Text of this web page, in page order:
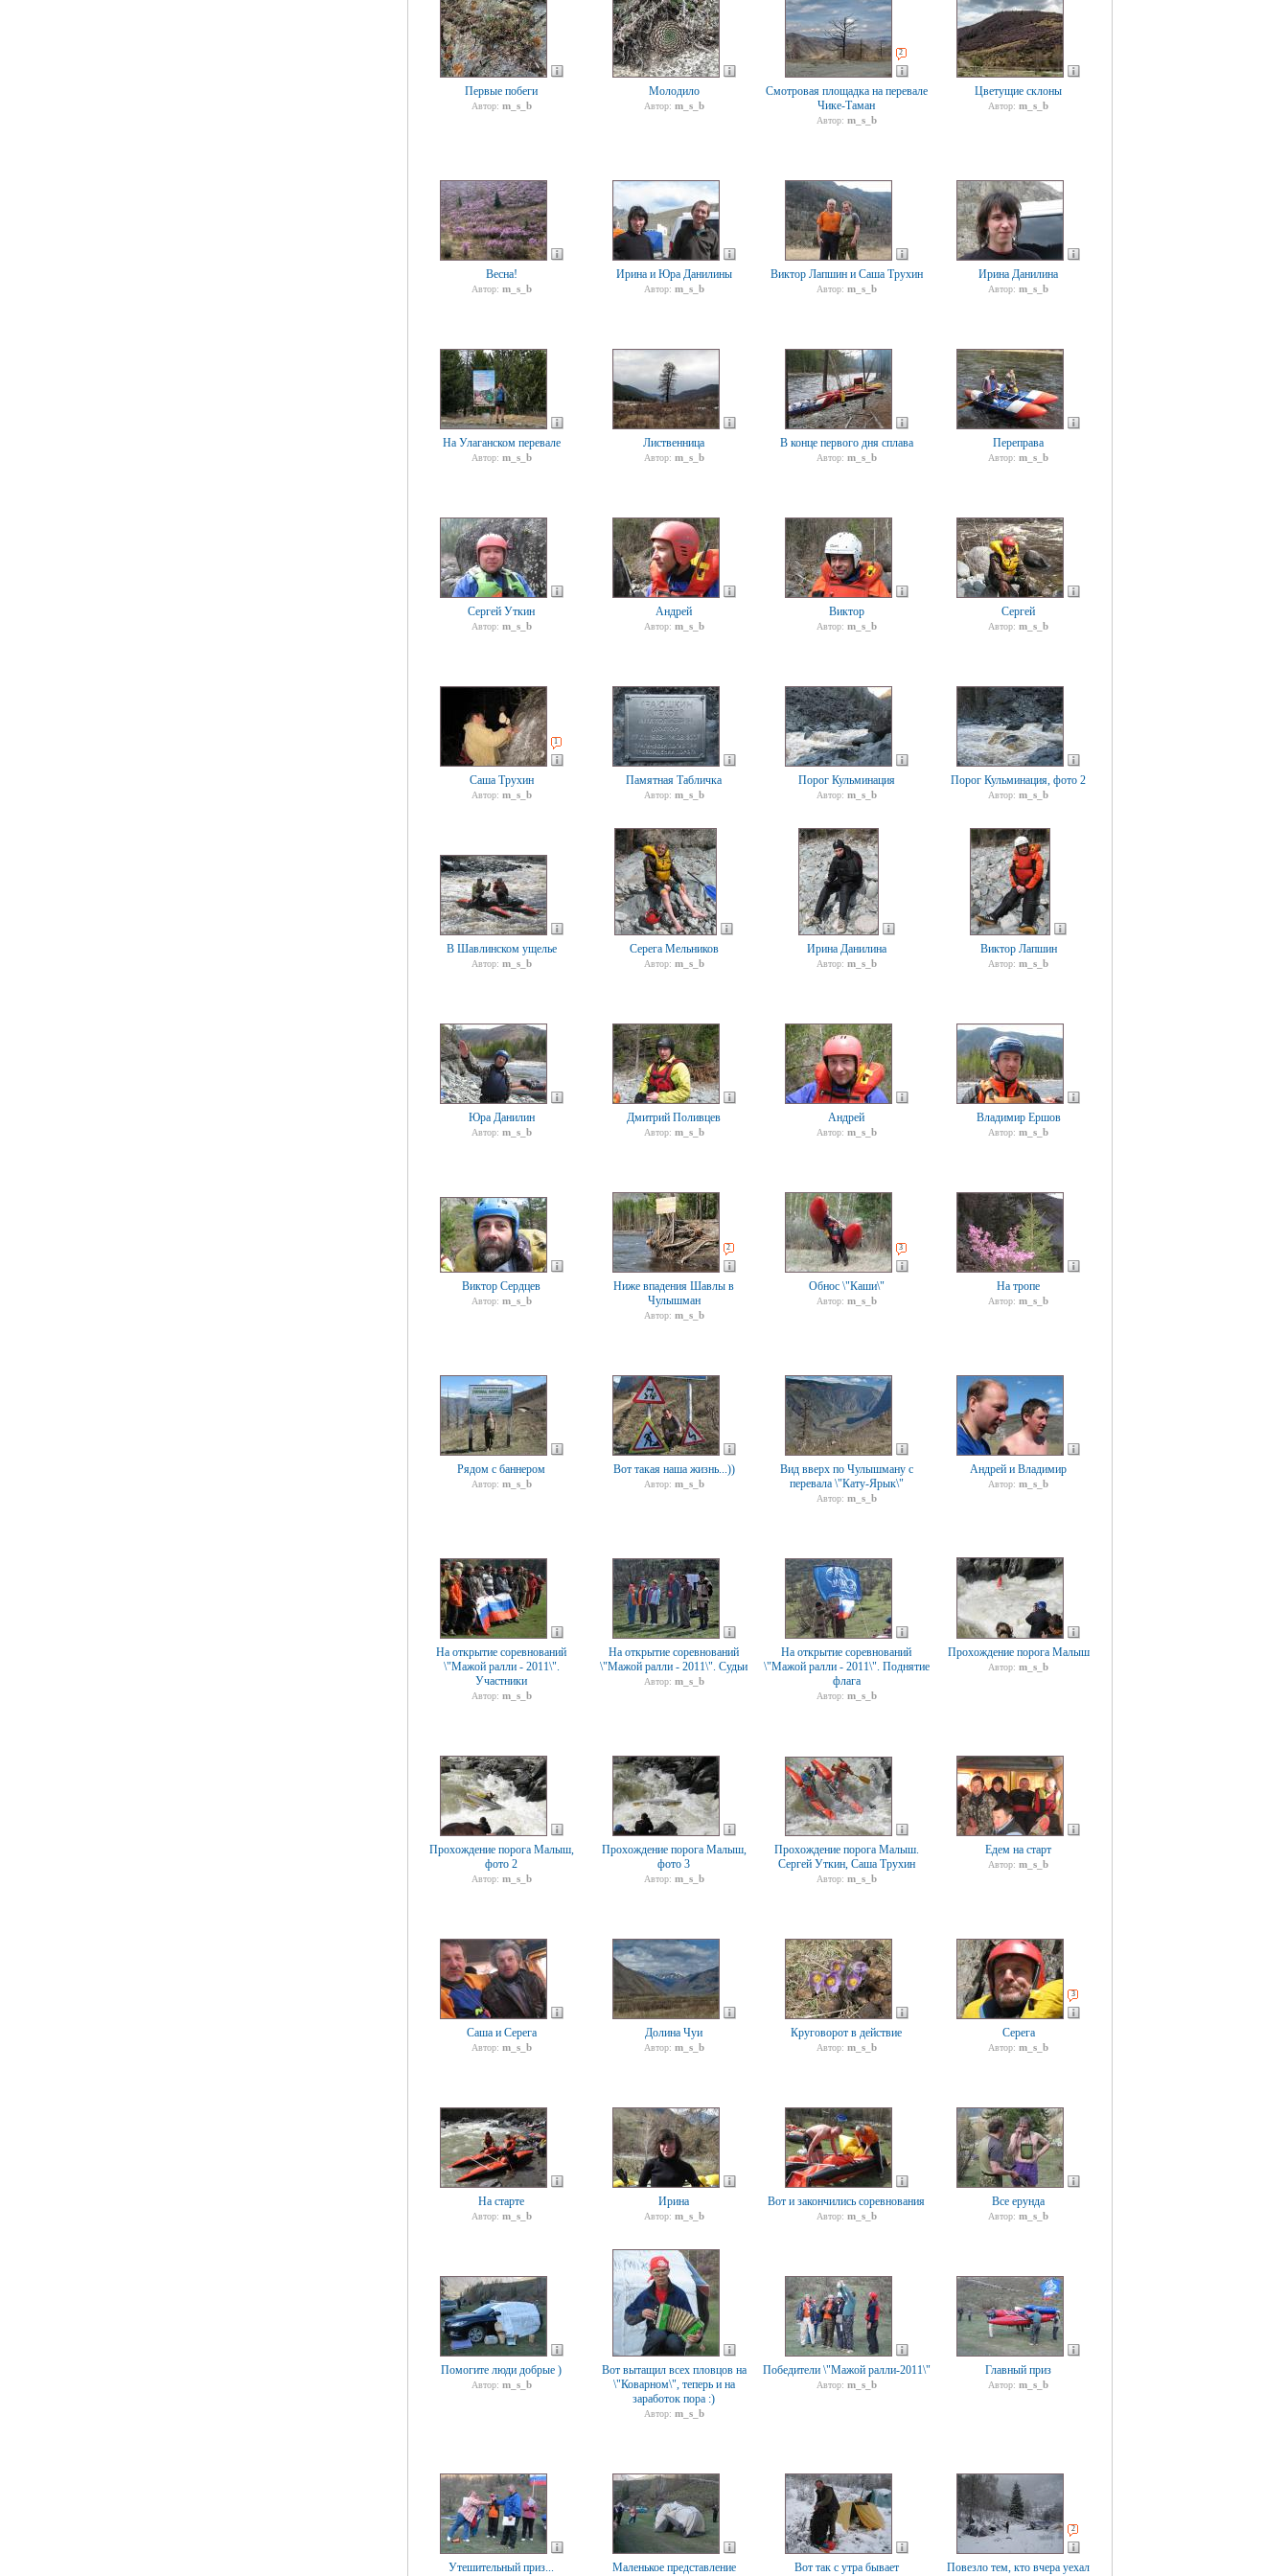
Первые побеги
Автор: m_s_b
Молодило
Автор: m_s_b
2
Смотровая площадка на перевале
Чике-Таман
Автор: m_s_b
Цветущие склоны
Автор: m_s_b
Весна!
Автор: m_s_b
Ирина и Юра Данилины
Автор: m_s_b
Виктор Лапшин и Саша Трухин
Автор: m_s_b
Ирина Данилина
Автор: m_s_b
На Улаганском перевале
Автор: m_s_b
Лиственница
Автор: m_s_b
В конце первого дня сплава
Автор: m_s_b
Переправа
Автор: m_s_b
Сергей Уткин
Автор: m_s_b
Андрей
Автор: m_s_b
Виктор
Автор: m_s_b
Сергей
Автор: m_s_b
1
Саша Трухин
Автор: m_s_b
Памятная Табличка
Автор: m_s_b
Порог Кульминация
Автор: m_s_b
Порог Кульминация, фото 2
Автор: m_s_b
В Шавлинском ущелье
Автор: m_s_b
Серега Мельников
Автор: m_s_b
Ирина Данилина
Автор: m_s_b
Виктор Лапшин
Автор: m_s_b
Юра Данилин
Автор: m_s_b
Дмитрий Поливцев
Автор: m_s_b
Андрей
Автор: m_s_b
Владимир Ершов
Автор: m_s_b
Виктор Сердцев
Автор: m_s_b
2
Ниже впадения Шавлы в
Чулышман
Автор: m_s_b
3
Обнос \"Каши\"
Автор: m_s_b
На тропе
Автор: m_s_b
Рядом с баннером
Автор: m_s_b
Вот такая наша жизнь...))
Автор: m_s_b
Вид вверх по Чулышману с
перевала \"Кату-Ярык\"
Автор: m_s_b
Андрей и Владимир
Автор: m_s_b
На открытие соревнований
\"Мажой ралли - 2011\".
Участники
Автор: m_s_b
На открытие соревнований
\"Мажой ралли - 2011\". Судьи
Автор: m_s_b
На открытие соревнований
\"Мажой ралли - 2011\". Поднятие
флага
Автор: m_s_b
Прохождение порога Малыш
Автор: m_s_b
Прохождение порога Малыш,
фото 2
Автор: m_s_b
Прохождение порога Малыш,
фото 3
Автор: m_s_b
Прохождение порога Малыш.
Сергей Уткин, Саша Трухин
Автор: m_s_b
Едем на старт
Автор: m_s_b
Саша и Серега
Автор: m_s_b
Долина Чуи
Автор: m_s_b
Круговорот в действие
Автор: m_s_b
3
Серега
Автор: m_s_b
На старте
Автор: m_s_b
Ирина
Автор: m_s_b
Вот и закончились соревнования
Автор: m_s_b
Все ерунда
Автор: m_s_b
Помогите люди добрые )
Автор: m_s_b
Вот вытащил всех пловцов на
\"Коварном\", теперь и на
заработок пора :)
Автор: m_s_b
Победители \"Мажой ралли-2011\"
Автор: m_s_b
Главный приз
Автор: m_s_b
Утешительный приз... Маленькое представление Вот так с утра бывает
2
Повезло тем, кто вчера уехал